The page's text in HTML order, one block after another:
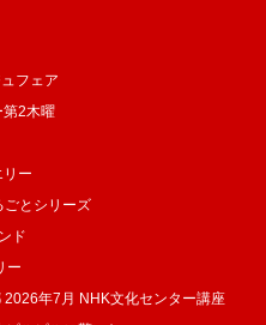
フェア
第2木曜
ー
ごとシリーズ
ド
ー
年7月 NHK文化センター講座